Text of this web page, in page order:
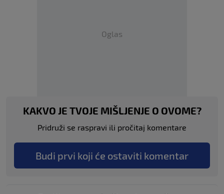
Oglas
KAKVO JE TVOJE MIŠLJENJE O OVOME?
Pridruži se raspravi ili pročitaj komentare
Budi prvi koji će ostaviti komentar